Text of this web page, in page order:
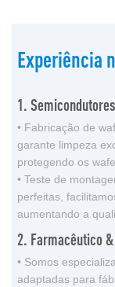
Experiência
1.
• Fabricação de
garante limpeza
protegendo os
• Teste de
perfeitas,
aumentando a
2. Farmacêutico
• Somos
adaptadas para